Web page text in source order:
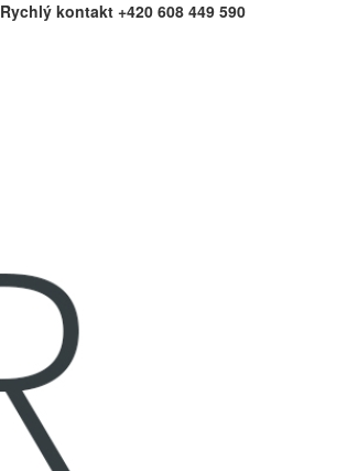
Rychlý kontakt +420 608 449 590